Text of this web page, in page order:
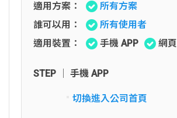
適用方案：
所有方案
誰可以用：
所有使用者
適用裝置：
手機 APP 網
STEP │ 手機 APP
切換進入公司首頁